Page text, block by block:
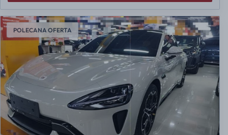
POLECANA OFERTA